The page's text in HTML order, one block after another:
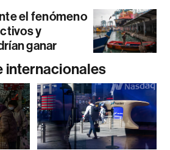
el fenómeno
y
ganar
internacionales